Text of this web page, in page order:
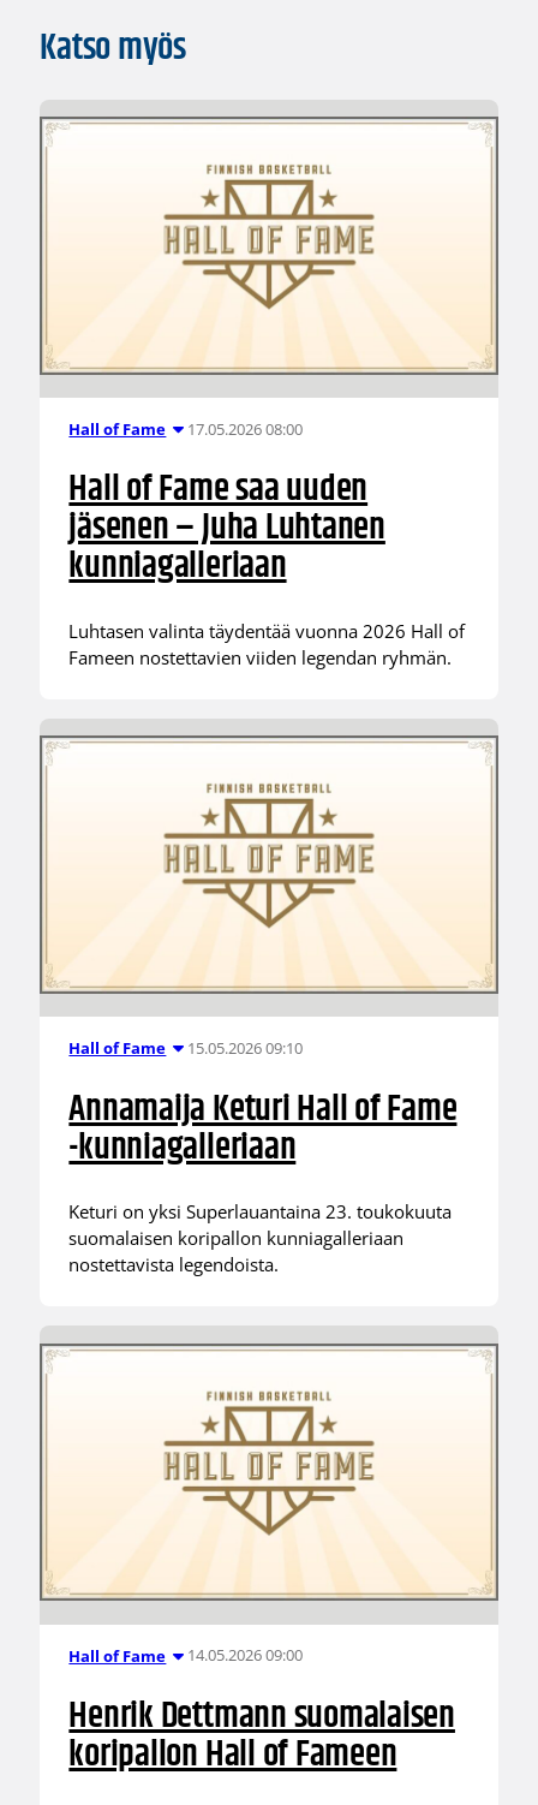
Katso myös
Hall of Fame 17.05.2026 08:00
Hall of Fame saa uuden
jäsenen – Juha Luhtanen
kunniagalleriaan
Luhtasen valinta täydentää vuonna 2026 Hall of
Fameen nostettavien viiden legendan ryhmän.
Hall of Fame 15.05.2026 09:10
Annamaija Keturi Hall of Fame
-kunniagalleriaan
Keturi on yksi Superlauantaina 23. toukokuuta
suomalaisen koripallon kunniagalleriaan
nostettavista legendoista.
Hall of Fame 14.05.2026 09:00
Henrik Dettmann suomalaisen
koripallon Hall of Fameen